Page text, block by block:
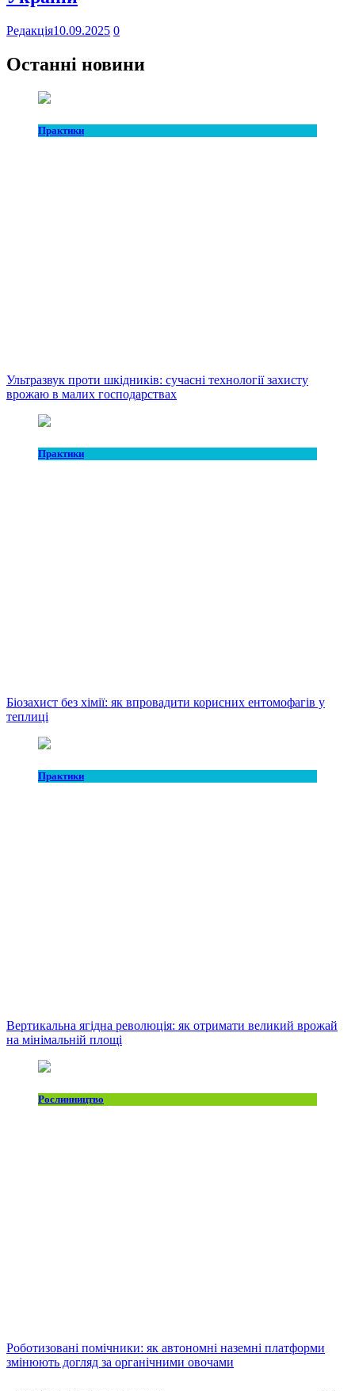
Редакція10.09.2025 0
Останні новини
Практики
Ультразвук проти шкідників: сучасні технології захисту
врожаю в малих господарствах
Практики
Біозахист без хімії: як впровадити корисних ентомофагів у
теплиці
Практики
Вертикальна ягідна революція: як отримати великий врожай
на мінімальній площі
Рослинництво
Роботизовані помічники: як автономні наземні платформи
змінюють догляд за органічними овочами